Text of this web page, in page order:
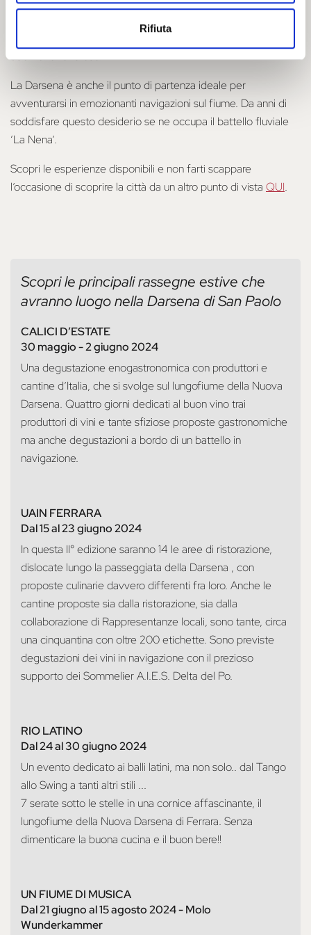
Rifiuta
tradizione ferrarese.
La Darsena è anche il punto di partenza ideale per
avventurarsi in emozionanti navigazioni sul fiume. Da anni di
soddisfare questo desiderio se ne occupa il battello fluviale
‘La Nena’.
Scopri le esperienze disponibili e non farti scappare
l’occasione di scoprire la città da un altro punto di vista QUI.
Scopri le principali rassegne estive che
avranno luogo nella Darsena di San Paolo
CALICI D’ESTATE
30 maggio - 2 giugno 2024
Una degustazione enogastronomica con produttori e
cantine d’Italia, che si svolge sul lungofiume della Nuova
Darsena. Quattro giorni dedicati al buon vino trai
produttori di vini e tante sfiziose proposte gastronomiche
ma anche degustazioni a bordo di un battello in
navigazione.
UAIN FERRARA
Dal 15 al 23 giugno 2024
In questa II° edizione saranno 14 le aree di ristorazione,
dislocate lungo la passeggiata della Darsena , con
proposte culinarie davvero differenti fra loro. Anche le
cantine proposte sia dalla ristorazione, sia dalla
collaborazione di Rappresentanze locali, sono tante, circa
una cinquantina con oltre 200 etichette. Sono previste
degustazioni dei vini in navigazione con il prezioso
supporto dei Sommelier A.I.E.S. Delta del Po.
RIO LATINO
Dal 24 al 30 giugno 2024
Un evento dedicato ai balli latini, ma non solo.. dal Tango
allo Swing a tanti altri stili ...
7 serate sotto le stelle in una cornice affascinante, il
lungofiume della Nuova Darsena di Ferrara. Senza
dimenticare la buona cucina e il buon bere!!
UN FIUME DI MUSICA
Dal 21 giugno al 15 agosto 2024- Molo
Wunderkammer